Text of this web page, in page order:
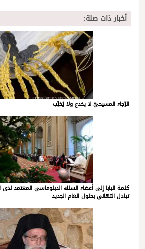
أخبار ذات صلة:
الرّجاء المسيحيّ لا يخدع ولا يُخيِّب
كلمة البابا إلى أعضاء السلك الدبلوماسي المعتمد
تبادل التهاني بحلول العام الجديد